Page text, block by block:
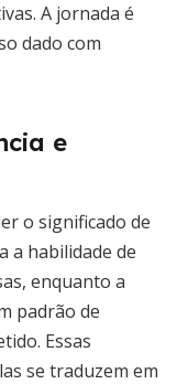
A jornada é
dado com
e
o significado de
a habilidade de
enquanto a
padrão de
Essas
se traduzem em